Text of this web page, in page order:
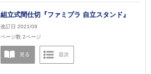
組立式間仕切『ファミプラ 自立スタンド』
改訂日 2021/09
ページ数 2ページ